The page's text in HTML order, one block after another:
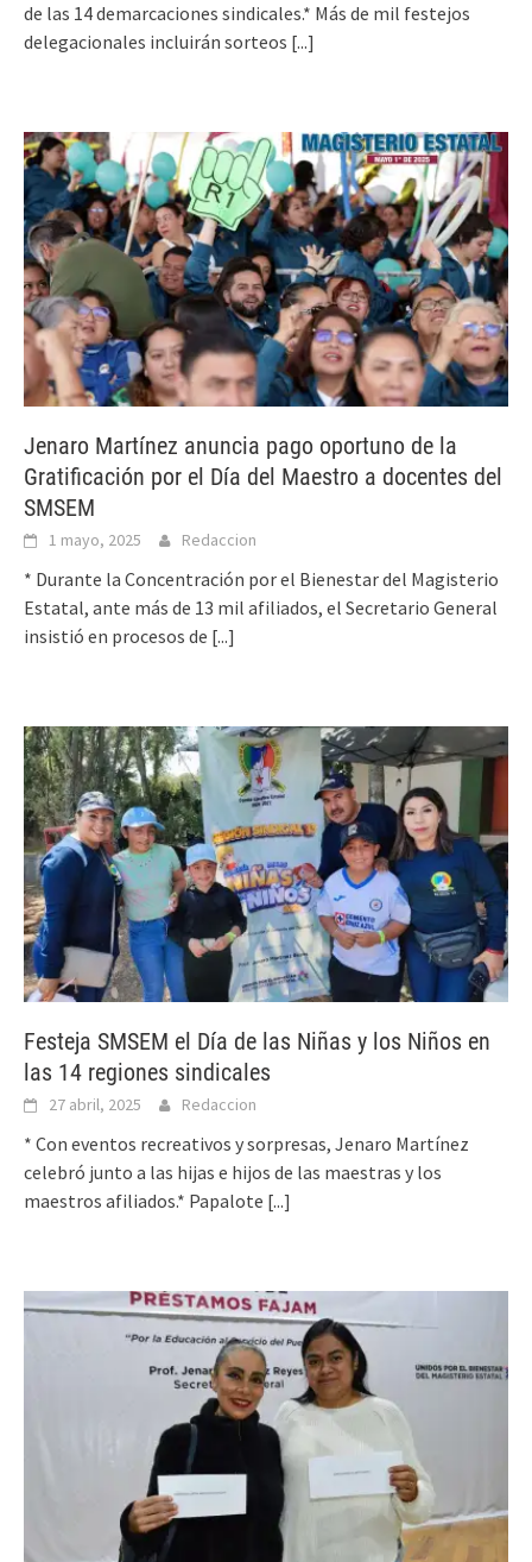
de las 14 demarcaciones sindicales.* Más de mil festejos
delegacionales incluirán sorteos [...]
Jenaro Martínez anuncia pago oportuno de la
Gratificación por el Día del Maestro a docentes del
SMSEM
1 mayo, 2025 Redaccion
* Durante la Concentración por el Bienestar del Magisterio
Estatal, ante más de 13 mil afiliados, el Secretario General
insistió en procesos de [...]
Festeja SMSEM el Día de las Niñas y los Niños en
las 14 regiones sindicales
27 abril, 2025 Redaccion
* Con eventos recreativos y sorpresas, Jenaro Martínez
celebró junto a las hijas e hijos de las maestras y los
maestros afiliados.* Papalote [...]